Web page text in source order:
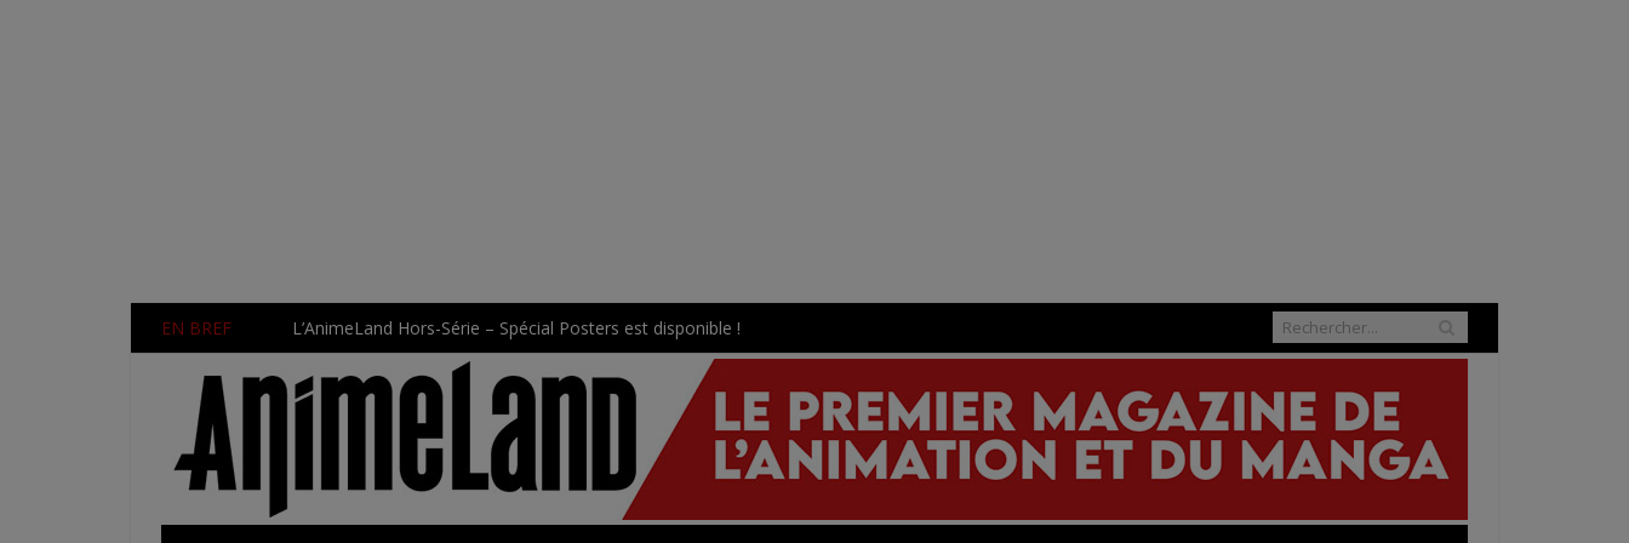
EN BREF L’AnimeLand Hors-Série – Spécial Posters est disponible !